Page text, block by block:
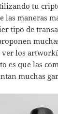
tu
las maneras
tipo de
los
es que las
muchas